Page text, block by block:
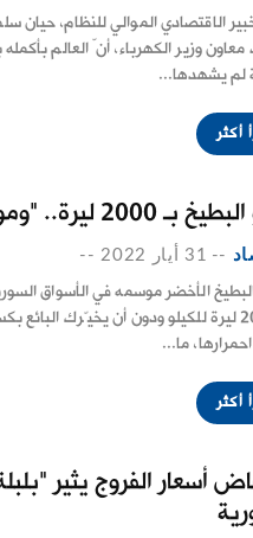
الاقتصادي الموالي للنظام، حيان
وزير الكهرباء، أنّ العالم
لم يشهدها...
أكثر
2000 ليرة.. "ومو ع المكسر"
-- 31 أيار 2022 --
الأخضر موسمه في الأسواق
بـ 2000 ليرة للكيلو ودون أن يخيّرك
ما...
أكثر
أسعار الفروج يثير